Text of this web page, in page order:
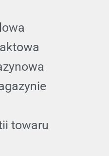
towaru